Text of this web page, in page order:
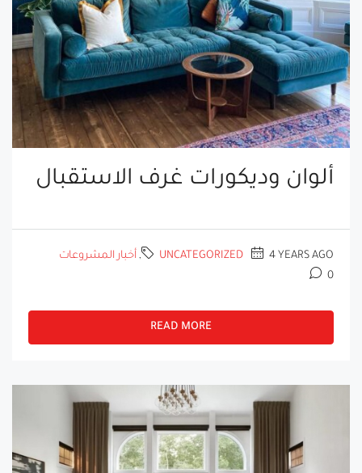
ألوان وديكورات غرف الاستقبال
4 YEARS AGO
UNCATEGORIZED
, أخبار المشروعات
0
READ MORE